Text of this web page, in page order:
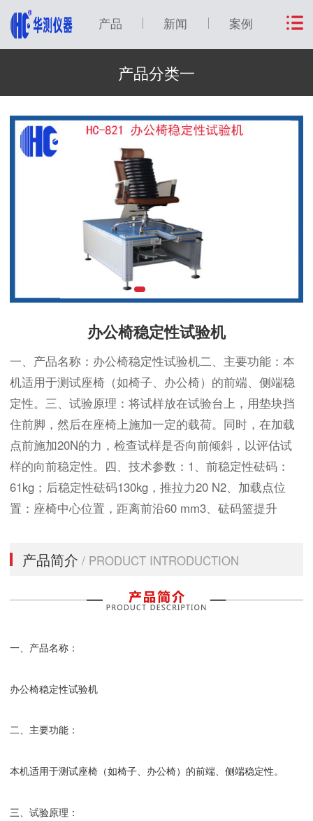
产品 新闻 案例
产品分类一
办公椅稳定性试验机
一、产品名称：办公椅稳定性试验机二、主要功能：本
机适用于测试座椅（如椅子、办公椅）的前端、侧端稳
定性。三、试验原理：将试样放在试验台上，用垫块挡
住前脚，然后在座椅上施加一定的载荷。同时，在加载
点前施加20N的力，检查试样是否向前倾斜，以评估试
样的向前稳定性。四、技术参数：1、前稳定性砝码：
61kg；后稳定性砝码130kg，推拉力20 N2、加载点位
置：座椅中心位置，距离前沿60 mm3、砝码篮提升
产品简介/ PRODUCT INTRODUCTION
一、产品名称 ：
办公椅稳定性试验机
二、主要功能：
本机适用于测试座椅（如椅子、办公椅）的前端、侧端稳定性。
三、试验原理：